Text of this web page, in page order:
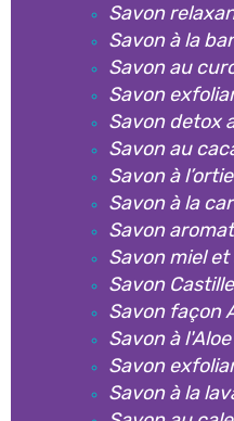
Savon
Savon à la
Savon au
Savon
Savon detox
Savon au
Savon à l’ortie
Savon à la
Savon
Savon miel
Savon Castille
Savon façon
Savon à
Savon
Savon à la